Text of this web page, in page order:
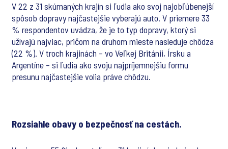
V 22 z 31 skúmaných krajín si ľudia ako svoj najobľúbenejší
spôsob dopravy najčastejšie vyberajú auto. V priemere 33
% respondentov uvádza, že je to typ dopravy, ktorý si
užívajú najviac, pričom na druhom mieste nasleduje chôdza
(22 %). V troch krajinách – vo Veľkej Británii, Írsku a
Argentíne – si ľudia ako svoju najpríjemnejšiu formu
presunu najčastejšie volia práve chôdzu.
Rozsiahle obavy o bezpečnosť na cestách.